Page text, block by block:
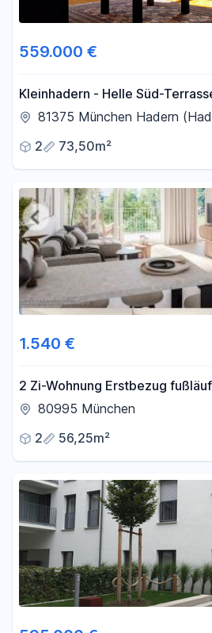
559.000 €
Kleinhadern - Helle Süd-
Grünen!
81375 München Hadern
2
73,50m²
1.540 €
2 Zi-Wohnung Erstbezug
Bahn80995 München
2
56,25m²